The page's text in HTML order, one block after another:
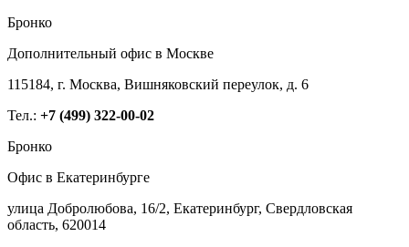
Бронко
Дополнительный офис в Москве
115184, г. Москва, Вишняковский переулок, д. 6
Тел.: +7 (499) 322-00-02
Бронко
Офис в Екатеринбурге
улица Добролюбова, 16/2, Екатеринбург, Свердловская
область, 620014